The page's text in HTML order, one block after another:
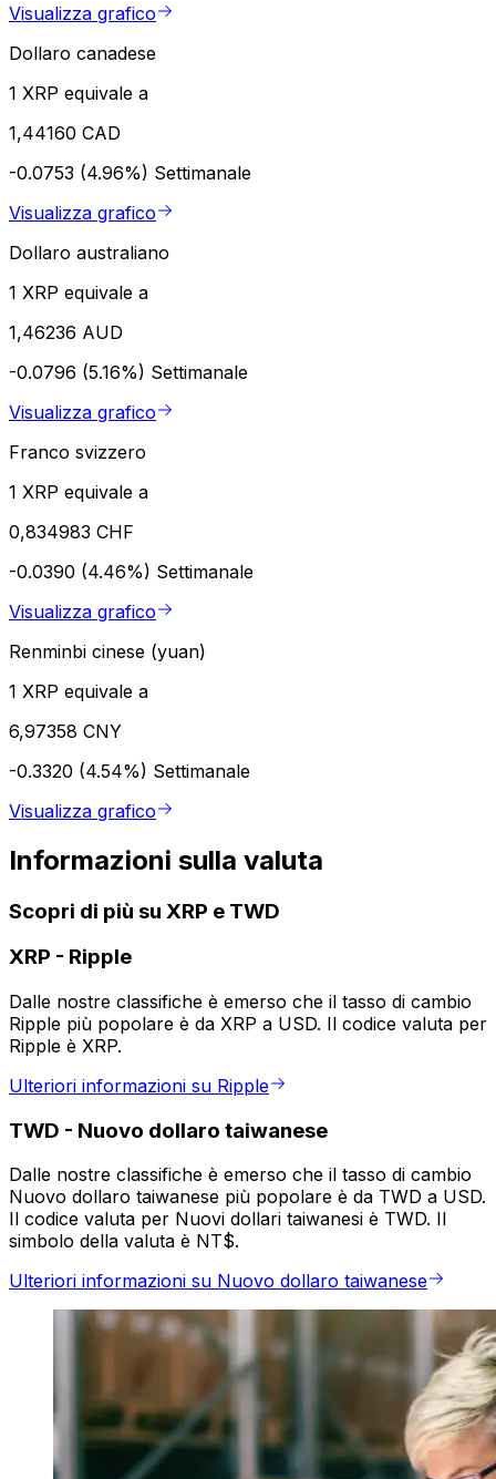
Visualizza grafico
Dollaro canadese
1 XRP equivale a
1,44160 CAD
-0.0753 (4.96%) Settimanale
Visualizza grafico
Dollaro australiano
1 XRP equivale a
1,46236 AUD
-0.0796 (5.16%) Settimanale
Visualizza grafico
Franco svizzero
1 XRP equivale a
0,834983 CHF
-0.0390 (4.46%) Settimanale
Visualizza grafico
Renminbi cinese (yuan)
1 XRP equivale a
6,97358 CNY
-0.3320 (4.54%) Settimanale
Visualizza grafico
Informazioni sulla valuta
Scopri di più su XRP e TWD
XRP - Ripple
Dalle nostre classifiche è emerso che il tasso di cambio
Ripple più popolare è da XRP a USD. Il codice valuta per
Ripple è XRP.
Ulteriori informazioni su Ripple
TWD - Nuovo dollaro taiwanese
Dalle nostre classifiche è emerso che il tasso di cambio
Nuovo dollaro taiwanese più popolare è da TWD a USD.
Il codice valuta per Nuovi dollari taiwanesi è TWD. Il
simbolo della valuta è NT$.
Ulteriori informazioni su Nuovo dollaro taiwanese